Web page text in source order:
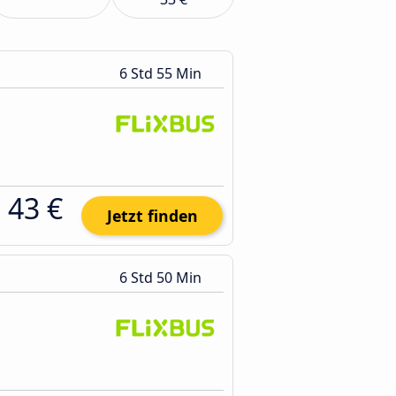
6 Std 55 Min
43 € Jetzt finden
6 Std 50 Min